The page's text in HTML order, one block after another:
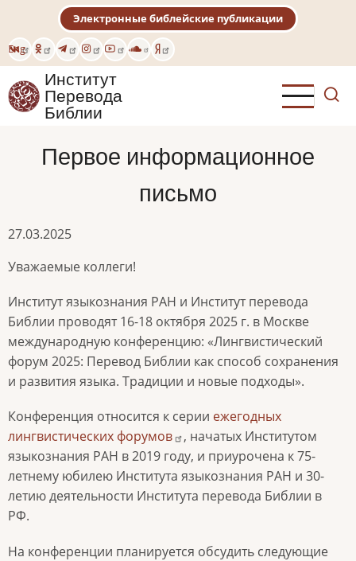
основному
содержанию
Eng
Электронные библейские публикации
Институт
Перевода
Библии
Первое информационное
письмо
27.03.2025
Уважаемые коллеги!
Институт языкознания РАН и Институт перевода
Библии проводят 16-18 октября 2025 г. в Москве
международную конференцию: «Лингвистический
форум 2025: Перевод Библии как способ сохранения
и развития языка. Традиции и новые подходы».
Конференция относится к серии ежегодных
лингвистических форумов
, начатых Институтом
языкознания РАН в 2019 году, и приурочена к 75-
летнему юбилею Института языкознания РАН и 30-
летию деятельности Института перевода Библии в
РФ.
На конференции планируется обсудить следующие